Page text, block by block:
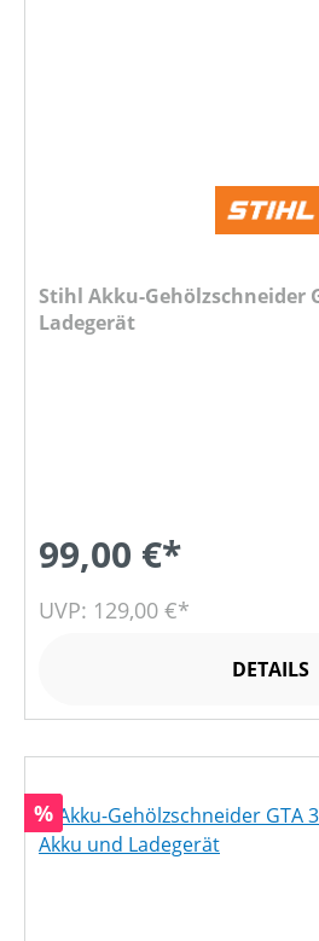
Stihl Akku-Gehölzschneider
Ladegerät
99,00 €*
UVP: 129,00 €*
DETAILS
Rabatt
%